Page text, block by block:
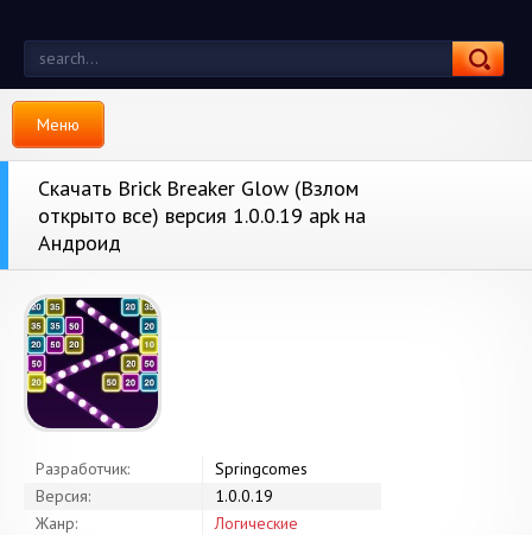
Меню
Скачать Brick Breaker Glow (Взлом
открыто все) версия 1.0.0.19 apk на
Андроид
Разработчик:
Springcomes
Версия:
1.0.0.19
Жанр:
Логические